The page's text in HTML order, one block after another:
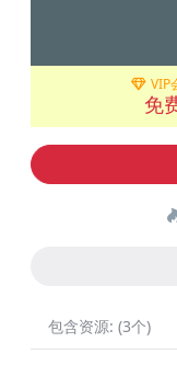
VIP
免
包含资源: (3个)